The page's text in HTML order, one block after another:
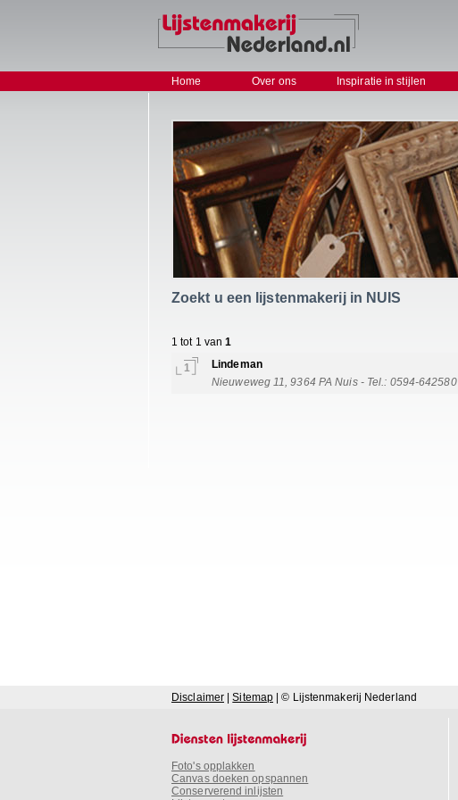
Home Over ons Inspiratie in stijlen
Zoekt u een lijstenmakerij in NUIS
1 tot 1 van1
1 Lindeman
Nieuweweg 11, 9364 PA Nuis - Tel.: 0594-642580
Disclaimer |Sitemap | © Lijstenmakerij Nederland
Foto's opplakken
Canvas doeken opspannen
Conserverend inlijsten